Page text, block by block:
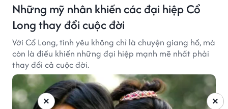
Những mỹ nhân khiến các đại hiệp Cổ
Long thay đổi cuộc đời
Với Cổ Long, tình yêu không chỉ là chuyện giang hồ, mà
còn là điều khiến những đại hiệp mạnh mẽ nhất phải
thay đổi cả cuộc đời.
×
×